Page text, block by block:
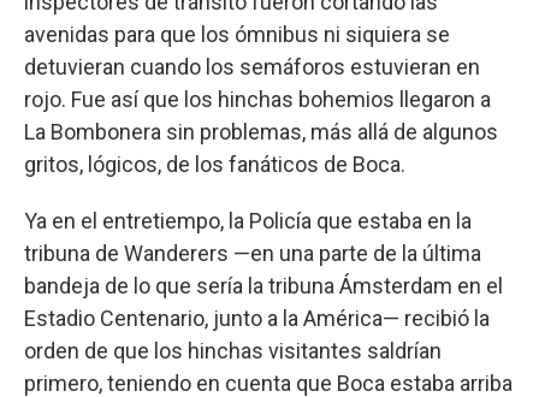
avenidas para que los ómnibus ni siquiera se
detuvieran cuando los semáforos estuvieran en
rojo. Fue así que los hinchas bohemios llegaron a
La Bombonera sin problemas, más allá de algunos
gritos, lógicos, de los fanáticos de Boca.
Ya en el entretiempo, la Policía que estaba en la
tribuna de Wanderers —en una parte de la última
bandeja de lo que sería la tribuna Ámsterdam en el
Estadio Centenario, junto a la América— recibió la
orden de que los hinchas visitantes saldrían
primero, teniendo en cuenta que Boca estaba arriba